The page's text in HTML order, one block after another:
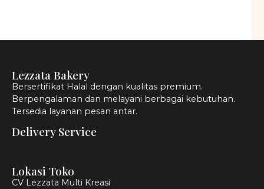
Lezzata Bakery
Bersertifikat Halal dengan kualitas premium.
Berpengalaman dan melayani berbagai kebutuhan.
Tersedia layanan pesan antar.
Delivery Service
Lokasi Toko
CV Lezzata Multi Kreasi